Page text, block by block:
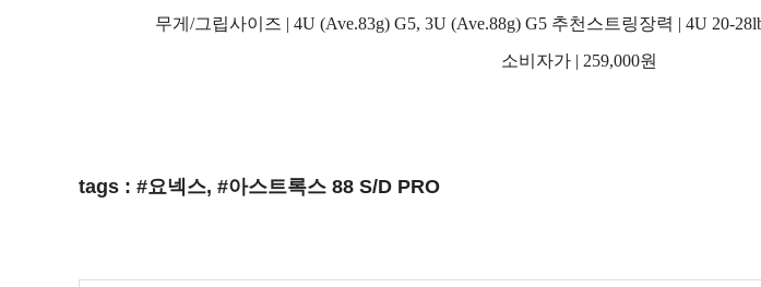
무게/그립사이즈 | 4U (Ave.83g) G5, 3U (Ave.88g) G5 추천스트링장력 | 4U 20-
소비자가 | 259,000원
tags : #요넥스, #아스트록스 88 S/D PRO